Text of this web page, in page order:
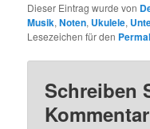
Dieser Eintrag wurde von
Musik,Noten, Ukulele,
Lesezeichen für den
Schreiben
Kommentar